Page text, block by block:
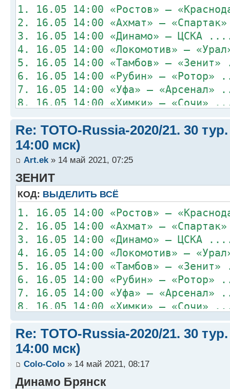
1. 16.05 14:00 «Ростов» –
2. 16.05 14:00 «Ахмат» –
3. 16.05 14:00 «Динамо» –
4. 16.05 14:00 «Локомотив» –
5. 16.05 14:00 «Тамбов» –
6. 16.05 14:00 «Рубин» –
7. 16.05 14:00 «Уфа» –
8. 16.05 14:00 «Химки» –
Re: TOTO-Russia-2020/21. 30
14:00 мск)
Art.ek» 14 май 2021, 07:25
ЗЕНИТ
КОД: ВЫДЕЛИТЬ ВСЁ
1. 16.05 14:00 «Ростов» –
2. 16.05 14:00 «Ахмат» –
3. 16.05 14:00 «Динамо» –
4. 16.05 14:00 «Локомотив» –
5. 16.05 14:00 «Тамбов» –
6. 16.05 14:00 «Рубин» –
7. 16.05 14:00 «Уфа» –
8. 16.05 14:00 «Химки» –
Re: TOTO-Russia-2020/21. 30
14:00 мск)
Colo-Colo » 14 май 2021, 08:17
Динамо Брянск